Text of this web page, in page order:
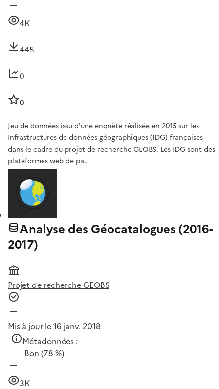
4K
445
0
0
Jeu de données issu d'une enquête réalisée en 2015 sur les
Infrastructures de données géographiques (IDG) françaises
dans le cadre du projet de recherche GEOBS. Les IDG sont des
plateformes web de pa…
Analyse des Géocatalogues (2016-
2017)
Projet de recherche GEOBS
Mis à jour le 16 janv. 2018
Métadonnées :
Bon (78 %)
3K